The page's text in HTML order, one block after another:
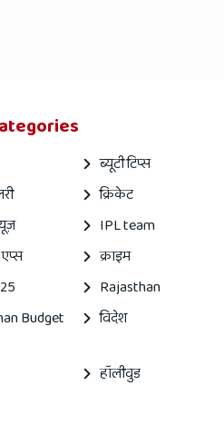
ब्यूटी टिप्स
क्रिकेट
IPL team
क्राइम
Rajasthan
Budget
विदेश
हॉलीवुड